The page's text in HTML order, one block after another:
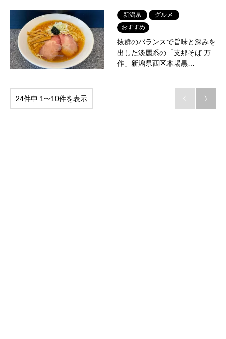
新潟県
グルメ
おすすめ
抜群のバランスで旨味と深みを
出した淡麗系の「支那そば 万
作」新潟県西区木場黒…
24件中 1〜10件を表示  